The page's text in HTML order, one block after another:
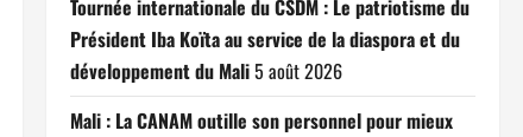
Tournée internationale du CSDM : Le patriotisme du
Président Iba Koïta au service de la diaspora et du
développement du Mali5 août 2026
Mali : La CANAM outille son personnel pour mieux